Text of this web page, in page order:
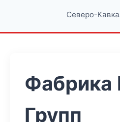
Северо-
Фабрика
Групп